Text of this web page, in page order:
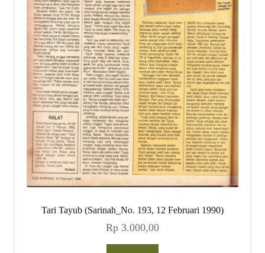
Tari Tayub (Sarinah_No. 193, 12 Februari 1990)
Rp 3.000,00